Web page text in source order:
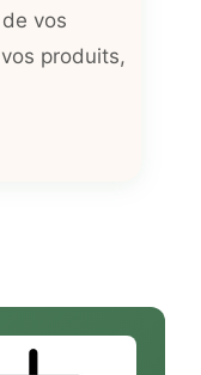
vos
produits,